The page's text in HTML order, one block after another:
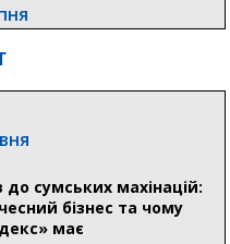
0,2 млрд грн
відпочинку дітей із
група оздоровилася
до сумських махінацій:
бізнес та чому
має